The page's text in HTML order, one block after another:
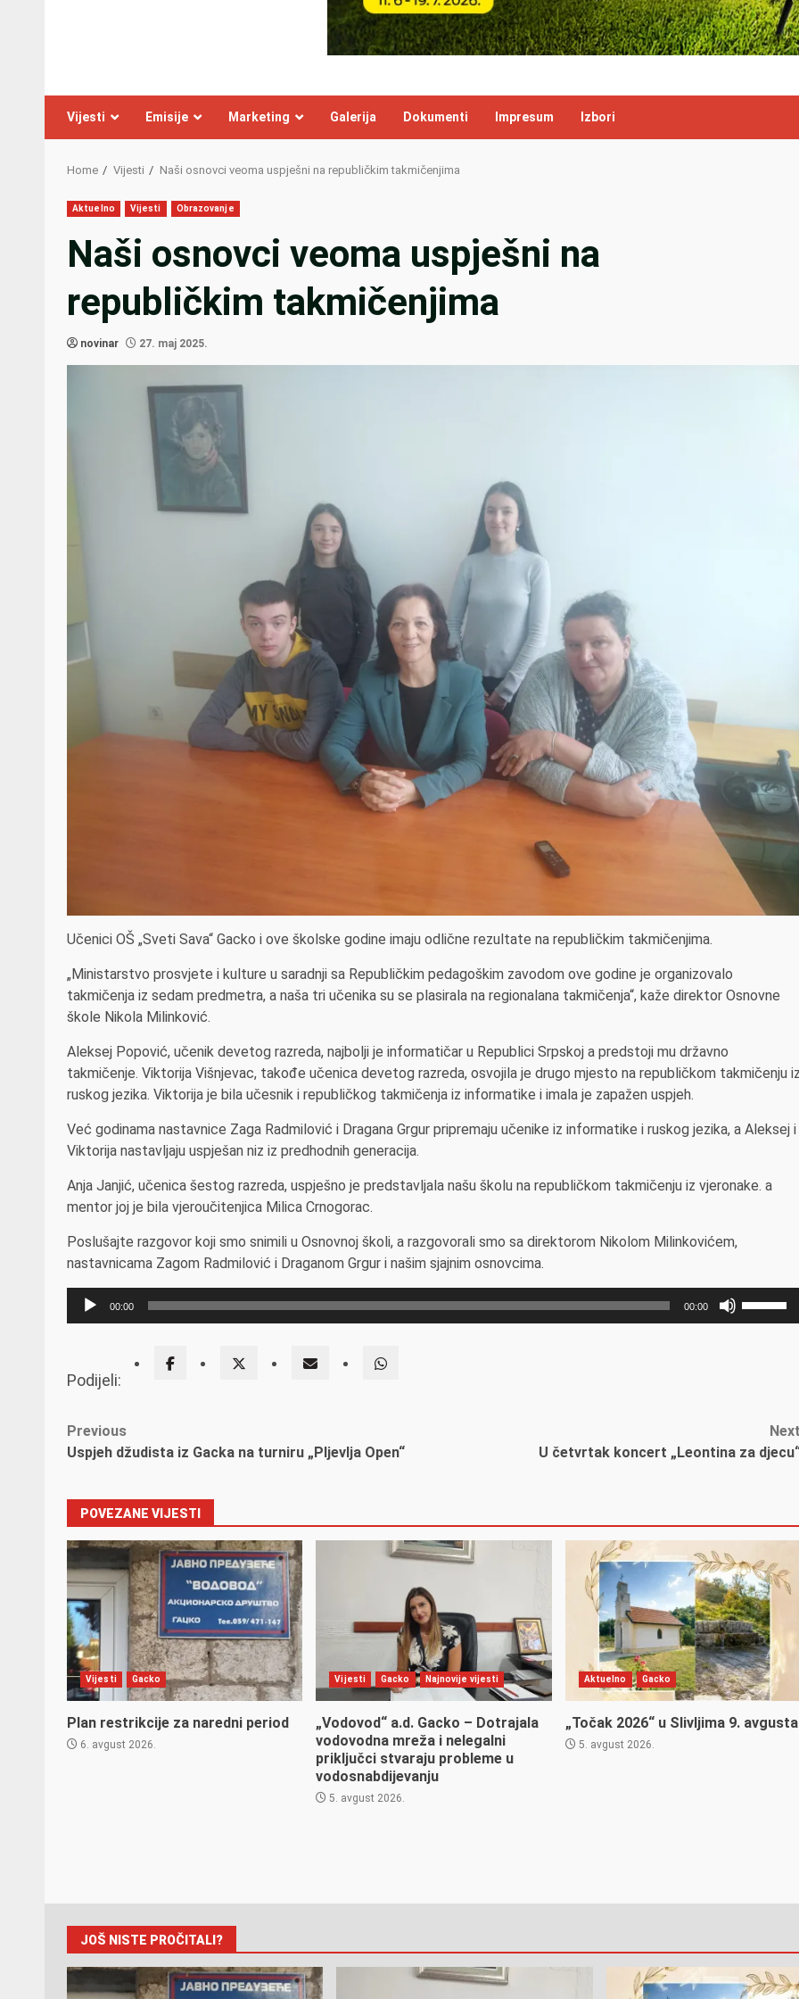
Vijesti Emisije Marketing Galerija Dokumenti Impresum Izbori
Home Vijesti Naši osnovci veoma uspješni na republičkim takmičenjima
Aktuelno Vijesti Obrazovanje
Naši osnovci veoma uspješni na
republičkim takmičenjima
novinar 27. maj 2025.
Učenici OŠ „Sveti Sava“ Gacko i ove školske godine imaju odlične rezultate na republičkim takmičenjima.
„Ministarstvo prosvjete i kulture u saradnji sa Republičkim pedagoškim zavodom ove godine je organizovalo
takmičenja iz sedam predmetra, a naša tri učenika su se plasirala na regionalana takmičenja“, kaže direktor Osnovne
škole Nikola Milinković.
Aleksej Popović, učenik devetog razreda, najbolji je informatičar u Republici Srpskoj a predstoji mu državno
takmičenje. Viktorija Višnjevac, takođe učenica devetog razreda, osvojila je drugo mjesto na republičkom takmičenju
ruskog jezika. Viktorija je bila učesnik i republičkog takmičenja iz informatike i imala je zapažen uspjeh.
Već godinama nastavnice Zaga Radmilović i Dragana Grgur pripremaju učenike iz informatike i ruskog jezika, a Aleksej i
Viktorija nastavljaju uspješan niz iz predhodnih generacija.
Anja Janjić, učenica šestog razreda, uspješno je predstavljala našu školu na republičkom takmičenju iz vjeronake. a
mentor joj je bila vjeroučitenjica Milica Crnogorac.
Poslušajte razgovor koji smo snimili u Osnovnoj školi, a razgovorali smo sa direktorom Nikolom Milinkovićem,
nastavnicama Zagom Radmilović i Draganom Grgur i našim sjajnim osnovcima.
Прегледач
00:00 00:00
Podijeli:
Post
Previous
Uspjeh džudista iz Gacka na turniru „Pljevlja Open“
U četvrtak koncert „Leontina za
POVEZANE VIJESTI
Vijesti Gacko
Plan restrikcije za naredni period
6. avgust 2026.
Vijesti Gacko Najnovije vijesti
„Vodovod“ a.d. Gacko – Dotrajala
vodovodna mreža i nelegalni
priključci stvaraju probleme u
vodosnabdijevanju
5. avgust 2026.
Aktuelno Gacko
„Točak 2026“ u Slivljima 9. avgusta
5. avgust 2026.
JOŠ NISTE PROČITALI?